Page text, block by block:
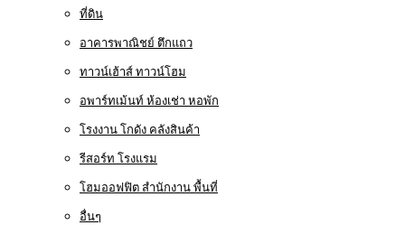
ที่ดิน
อาคารพาณิชย์ ตึกแถว
ทาวน์เฮ้าส์ ทาวน์โฮม
อพาร์ทเม้นท์ ห้องเช่า หอพัก
โรงงาน โกดัง คลังสินค้า
รีสอร์ท โรงแรม
โฮมออฟฟิต สำนักงาน พื้นที่
อื่นๆ